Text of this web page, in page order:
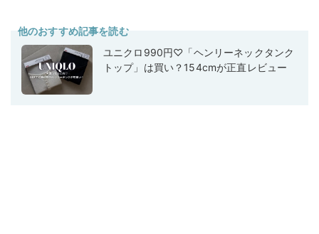
他のおすすめ記事を読む
ユニクロ990円♡「ヘンリーネックタンク
トップ」は買い？154cmが正直レビュー